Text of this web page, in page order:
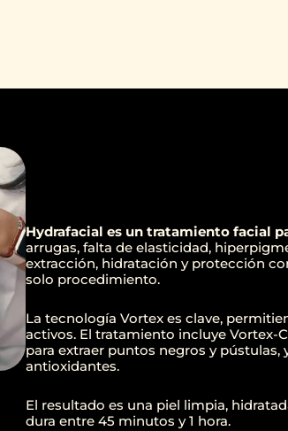
Hydrafacial es un tratamiento facial
arrugas, falta de elasticidad,
extracción, hidratación y protección
solo procedimiento.
La tecnología Vortex es clave,
activos. El tratamiento incluye
para extraer puntos negros y
antioxidantes.
El resultado es una piel limpia,
dura entre 45 minutos y 1 hora.